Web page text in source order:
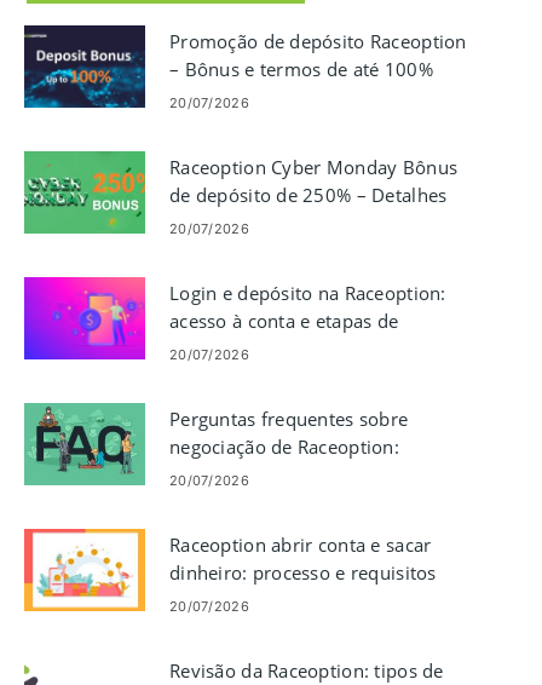
Promoção de depósito Raceoption
– Bônus e termos de até 100%
20/07/2026
Raceoption Cyber ​​Monday Bônus
de depósito de 250% – Detalhes
da promoção
20/07/2026
Login e depósito na Raceoption:
acesso à conta e etapas de
financiamento
20/07/2026
Perguntas frequentes sobre
negociação de Raceoption:
respostas a perguntas comuns de
20/07/2026
Raceoption abrir conta e sacar
dinheiro: processo e requisitos
20/07/2026
Revisão da Raceoption: tipos de